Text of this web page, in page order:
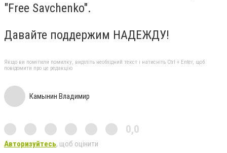
"Free Savchenko".
Давайте поддержим НАДЕЖДУ!
Якщо ви помітили помилку, виділіть необхідний текст і натисніть Ctrl + Enter, щоб
повідомити про це редакцію
Камынин Владимир
0,0
Авторизуйтесь, щоб оцінити